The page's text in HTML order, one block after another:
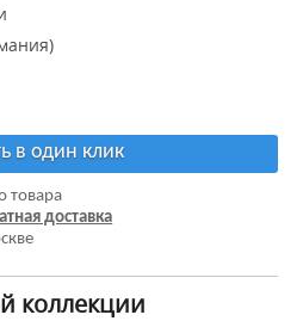
в один клик
товара
доставка
коллекции